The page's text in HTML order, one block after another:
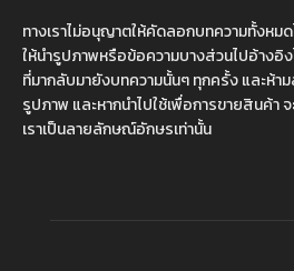
ทางเราไม่อนุญาตให้คัดลอกบทความทั้งห
ให้นำรูปภาพหรือข้อความบางส่วนไปอ้างอิ
ที่มากลับมายังบทความนั้นๆ ทุกครั้ง และห้า
รูปภาพ และหากนำไปใช้เพื่อการขายสินค้า
เราเป็นลายลักษณ์อักษรเท่านั้น